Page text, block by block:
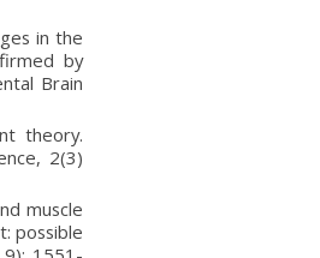
in the
by
Brain
theory.
2(3)
muscle
possible